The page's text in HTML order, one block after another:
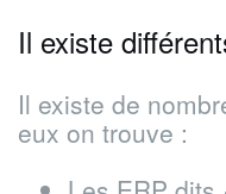
Il existe
Il existe de
eux on trouve :